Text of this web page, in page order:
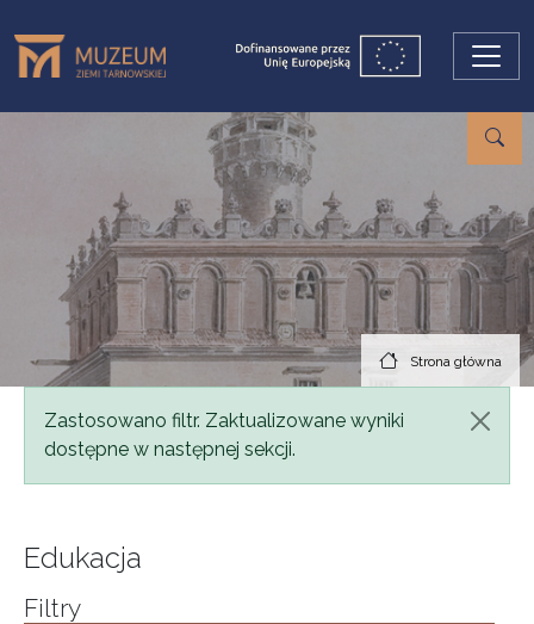
Strona główna
Komunikat
Zastosowano filtr. Zaktualizowane wyniki
dostępne w następnej sekcji.
Edukacja
Filtry